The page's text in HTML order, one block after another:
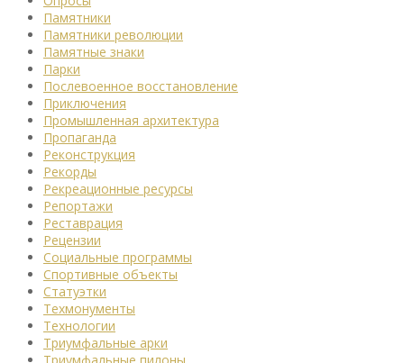
Памятники
Памятники революции
Памятные знаки
Парки
Послевоенное восстановление
Приключения
Промышленная архитектура
Пропаганда
Реконструкция
Рекорды
Рекреационные ресурсы
Репортажи
Реставрация
Рецензии
Социальные программы
Спортивные объекты
Статуэтки
Техмонументы
Технологии
Триумфальные арки